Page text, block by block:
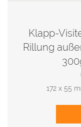
Klapp-
Rillung
172 x 55